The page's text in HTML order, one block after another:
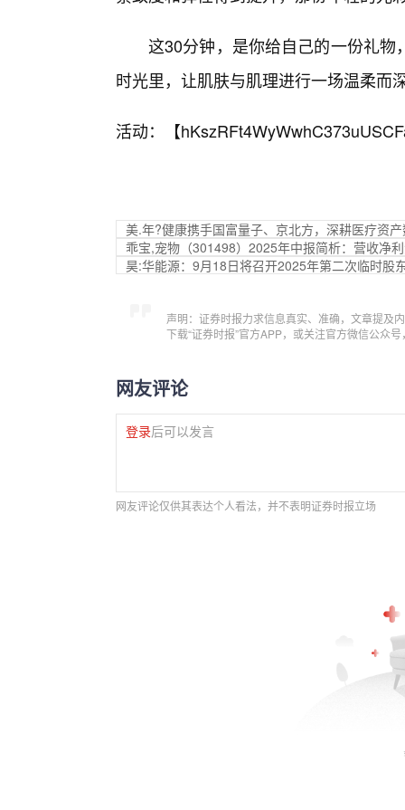
这30分钟，是你给自己的一份礼
时光里，让肌肤与肌理进行一场温柔而
活动：【
美.年?健康携手国富量子、京北方，深耕医疗资
乖宝,宠物（301498）2025年中报简析：营收净
昊:华能源：9月18日将召开2025年第二次临时股
声明：证券时报力求信息真实、准确，文章提及
下载“证券时报”官方APP，或关注官方微信公众
网友评论
登录后可以发言
网友评论仅供其表达个人看法，并不表明证券时报立场